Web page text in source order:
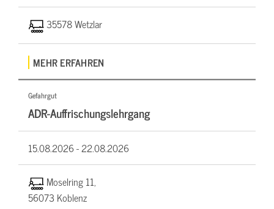
35578 Wetzlar
MEHR ERFAHREN
Gefahrgut
ADR-Auffrischungslehrgang
15.08.2026 -22.08.2026
Moselring 11,
56073 Koblenz